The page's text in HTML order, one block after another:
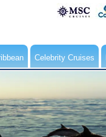
Celebrity Cruises